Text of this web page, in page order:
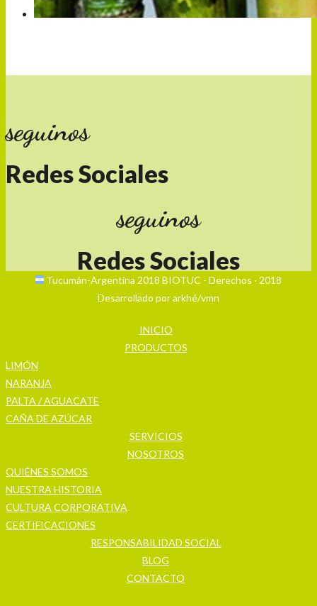
seguinos
Redes Sociales
seguinos
Redes Sociales
Tucumán-Argentina 2018 BIOTUC - Derechos · 2018
Desarrollado por arkhé/vmn
INICIO
PRODUCTOS
LIMÓN
NARANJA
PALTA / AGUACATE
CAÑA DE AZÚCAR
SERVICIOS
NOSOTROS
QUIÉNES SOMOS
NUESTRA HISTORIA
CULTURA CORPORATIVA
CERTIFICACIONES
RESPONSABILIDAD SOCIAL
BLOG
CONTACTO